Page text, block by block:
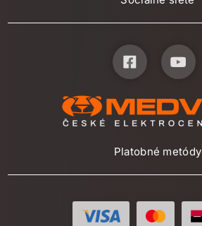
Platobné metódy